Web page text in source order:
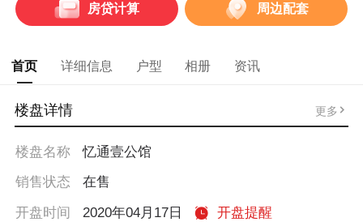
房贷计算 周边配套
首页 详细信息 户型 相册 资讯
楼盘详情 更多
楼盘名称
忆通壹公馆
销售状态
在售
开盘时间
2020年04月17日
开盘提醒